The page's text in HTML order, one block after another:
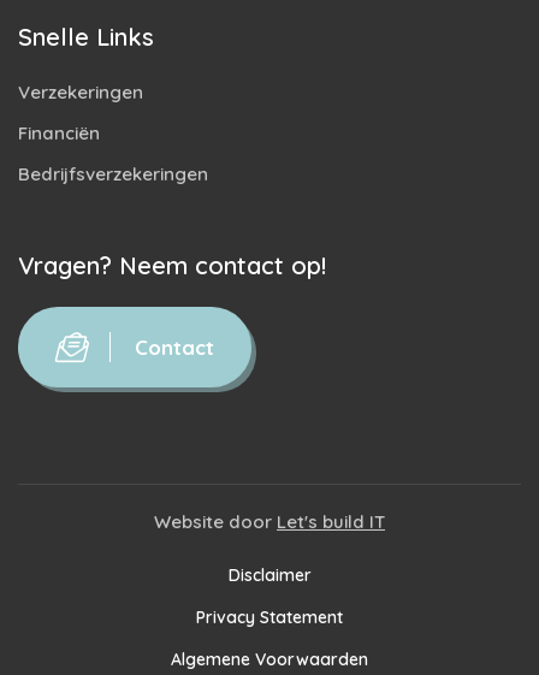
Snelle Links
Verzekeringen
Financiën
Bedrijfsverzekeringen
Vragen? Neem contact op!
Contact
Website door Let's build IT
Disclaimer
Privacy Statement
Algemene Voorwaarden